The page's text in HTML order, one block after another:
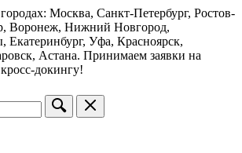
Москва, Санкт-Петербург, Ростов-
Воронеж, Нижний Новгород,
Уфа, Красноярск,
Астана. Принимаем заявки на
докингу!